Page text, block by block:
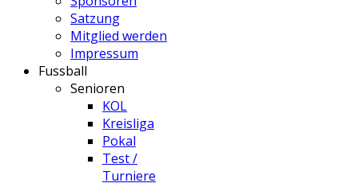
Satzung
Mitglied werden
Impressum
Fussball
Senioren
KOL
Kreisliga
Pokal
Test /
Turniere